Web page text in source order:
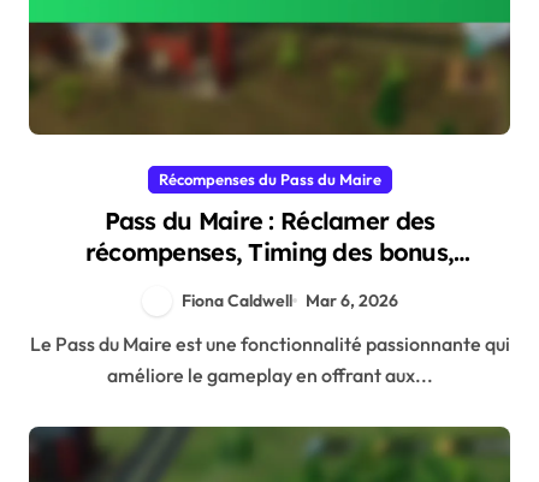
Récompenses du Pass du Maire
Pass du Maire : Réclamer des
récompenses, Timing des bonus,
Fiona Caldwell Mar 6, 2026
Le Pass du Maire est une fonctionnalité passionnante qui
améliore le gameplay en offrant aux...